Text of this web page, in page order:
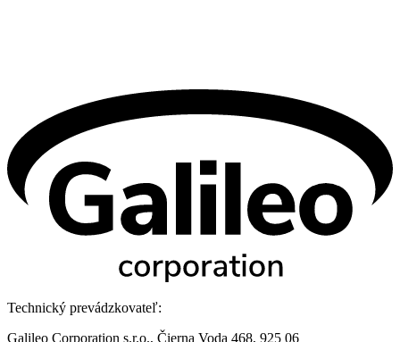
Technický prevádzkovateľ:
Galileo Corporation s.r.o., Čierna Voda 468, 925 06